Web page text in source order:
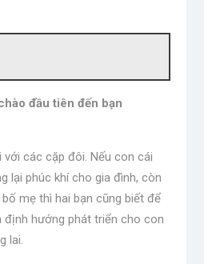
đầu tiên đến bạn
các cặp đôi. Nếu con cái
lại phúc khí cho gia đình, còn
mẹ thì hai bạn cũng biết để
định hướng phát triển cho con
lai.